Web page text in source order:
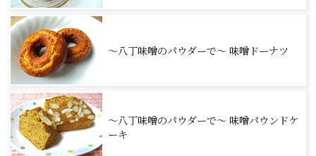
～八丁味噌のパウダーで～ 味噌ドーナツ
～八丁味噌のパウダーで～ 味噌パウンドケ
ーキ